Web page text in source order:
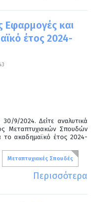
Εφαρμογές και
έτος 2024-
9/2024. Δείτε αναλυτικά
Μεταπτυχιακών Σπουδών
το ακαδημαϊκό έτος 2024-
Μεταπτυχιακές Σπουδές
Περισσότερα